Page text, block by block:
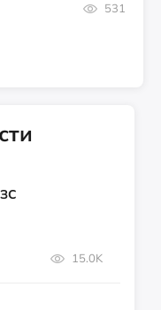
531
15.0K